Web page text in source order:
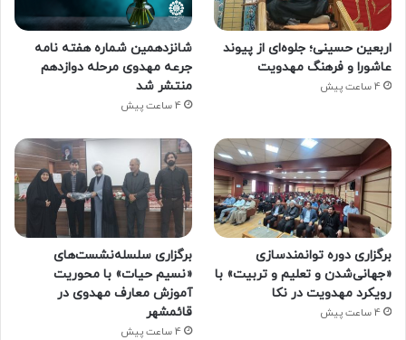
اربعین حسینی؛ جلوه‌ای از پیوند
عاشورا و فرهنگ مهدویت
4 ساعت پیش
شانزدهمین شماره هفته‌ نامه
جرعه مهدوی مرحله دوازدهم
منتشر شد
4 ساعت پیش
برگزاری دوره توانمندسازی
«جهانی‌شدن و تعلیم و تربیت» با
رویکرد مهدویت در نکا
4 ساعت پیش
برگزاری سلسله‌نشست‌های
«نسیم حیات» با محوریت
آموزش معارف مهدوی در
قائمشهر
4 ساعت پیش